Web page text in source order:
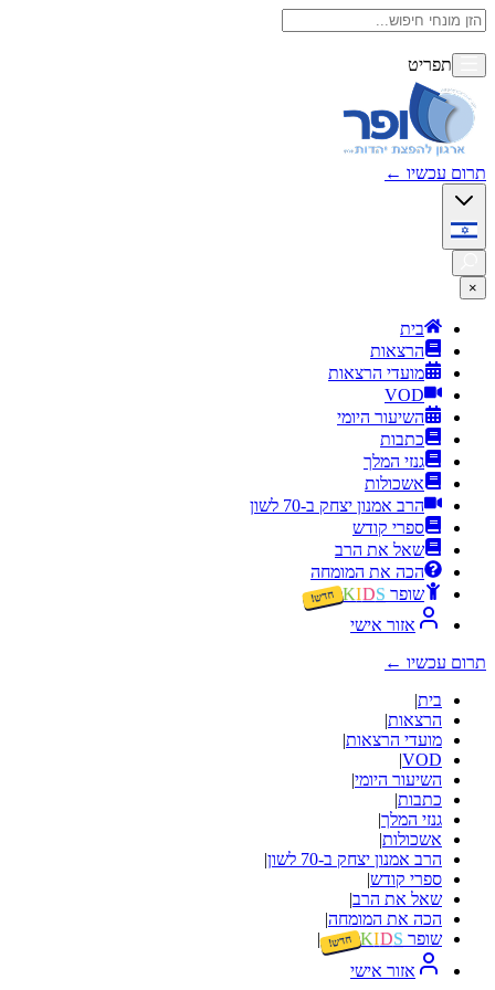
תפריט
תרום עכשיו ←
×
בית
הרצאות
מועדי הרצאות
VOD
השיעור היומי
כתבות
גנזי המלך
אשכולות
הרב אמנון יצחק ב-70 לשון
ספרי קודש
שאל את הרב
הכה את המומחה
שופר
KIDS חדש!
אזור אישי
תרום עכשיו ←
בית|
הרצאות|
מועדי הרצאות|
VOD
|
השיעור היומי|
כתבות|
גנזי המלך|
אשכולות|
הרב אמנון יצחק ב-70 לשון
|
ספרי קודש|
שאל את הרב|
הכה את המומחה|
שופר
KIDS חדש! |
אזור אישי